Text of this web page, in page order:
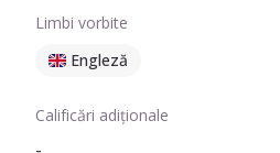
Limbi vorbite
Engleză
Calificări adiționale